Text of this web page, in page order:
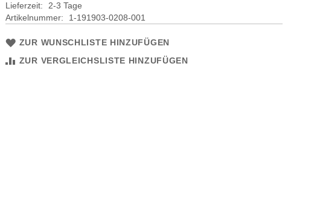
Lieferzeit:
2-3 Tage
Artikelnummer
1-191903-0208-001
ZUR WUNSCHLISTE HINZUFÜGEN
ZUR VERGLEICHSLISTE HINZUFÜGEN